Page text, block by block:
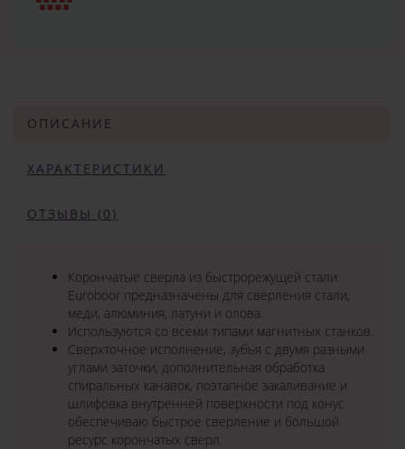
ОПИСАНИЕ
ХАРАКТЕРИСТИКИ
ОТЗЫВЫ (0)
Корончатые сверла из быстрорежущей стали
Euroboor предназначены для сверления стали,
меди, алюминия, латуни и олова.
Используются со всеми типами магнитных станков.
Сверхточное исполнение, зубья с двумя разными
углами заточки, дополнительная обработка
спиральных канавок, поэтапное закаливание и
шлифовка внутренней поверхности под конус
обеспечиваю быстрое сверление и большой
ресурс корончатых сверл.